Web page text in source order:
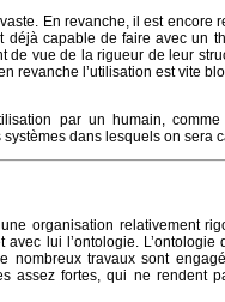
En revanche, il est
déjà capable de faire avec un
de vue de la rigueur de leur
revanche l’utilisation est vite
par un humain,
dans lesquels on
organisation relativement
lui l’ontologie.
nombreux travaux sont
assez fortes, qui ne rendent